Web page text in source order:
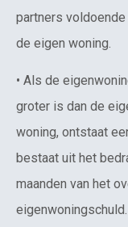
partners
de eigen woning.
• Als de
groter is dan de
woning, ontstaat
bestaat uit het
maanden van het